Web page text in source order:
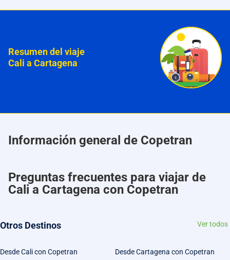
Resumen del viaje
Cali a Cartagena
Información general de Copetran
Preguntas frecuentes para viajar de
Cali a Cartagena con Copetran
Otros Destinos Ver todos
Desde Cali con Copetran Desde Cartagena con Copetran